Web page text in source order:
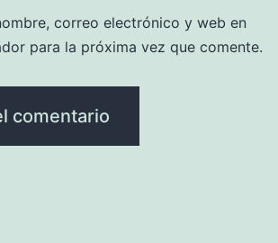
correo electrónico y web en
para la próxima vez que comente.